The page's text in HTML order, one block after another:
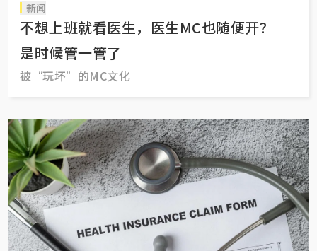
新闻
不想上班就看医生，医生MC也随便开？
是时候管一管了
被“玩坏”的MC文化